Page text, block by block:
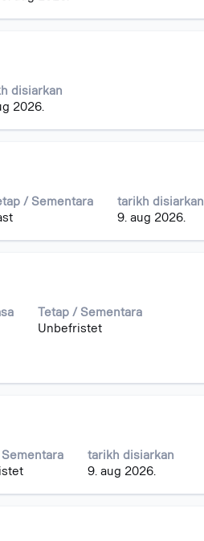
disiarkan
2026.
/ Sementara
tarikh disiarkan
9. aug 2026.
Tetap / Sementara
Unbefristet
tarikh disiarkan
9. aug 2026.